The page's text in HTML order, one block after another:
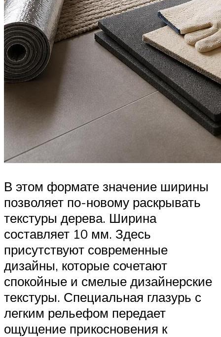
В этом формате значение ширины
позволяет по-новому раскрывать
текстуры дерева. Ширина
составляет 10 мм. Здесь
присутствуют современные
дизайны, которые сочетают
спокойные и смелые дизайнерские
текстуры. Специальная глазурь с
легким рельефом передает
ощущение прикосновения к